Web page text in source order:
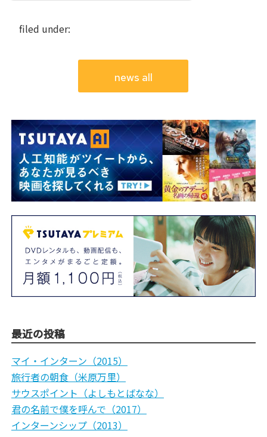
filed under:
news all
最近の投稿
マイ・インターン（2015）
旅行者の朝食（米原万里）
サウスポイント（よしもとばなな）
君の名前で僕を呼んで（2017）
インターンシップ（2013）